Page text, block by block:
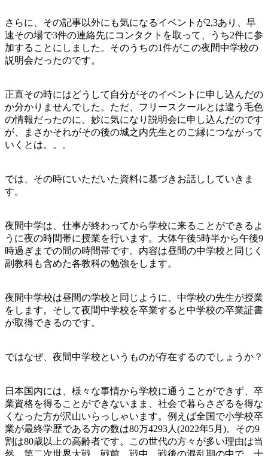
さらに、その記事以外にも気になるイベントが2,3あり、早
速その場で3件の連絡先にコンタクトを取って、うち2件に参
加することにしました。そのうちの1件がこの夜間中学校の
説明会だったのです。
正直その時にはどうして自分がそのイベントに申し込んだの
か分かりませんでした。ただ、フリースクールとは違う毛色
の情報だったのに、妙に気になり説明会に申し込んだのです
が、まさかそれがその後の城之内先生とのご縁につながって
いくとは。。。
では、その時にいただいた資料に基づきお話ししていきま
す。
夜間中学は、仕事が終わってから学校に来ることができるよ
うに夜の時間帯に授業を行います。大体午後5時半から午後9
時過ぎまでの間の時間帯です。内容は昼間の中学校と同じく
副教科も含めた各教科の勉強をします。
夜間中学校は昼間の学校と同じように、中学校の先生が授業
をします。そして夜間中学校を卒業すると中学校の卒業証書
が取得できるのです。
ではなぜ、夜間中学校というものが存在するのでしょうか？
日本国内には、様々な事情から学校に通うことができず、卒
業資格を得ることができないまま、社会で暮らさざるを得な
くなった方が沢山いらっしゃいます。例えば全国で小学校卒
業が最終学歴である方の数は80万4293人(2022年5月)。その9
割は80歳以上の高齢者です。この世代の方々が多い理由は当